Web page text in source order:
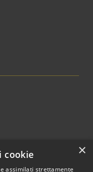
×
cookie
assimilati strettamente